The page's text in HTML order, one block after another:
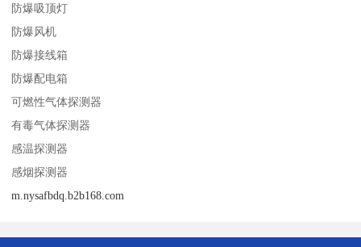
防爆吸顶灯
防爆风机
防爆接线箱
防爆配电箱
可燃性气体探测器
有毒气体探测器
感温探测器
感烟探测器
m.nysafbdq.b2b168.com